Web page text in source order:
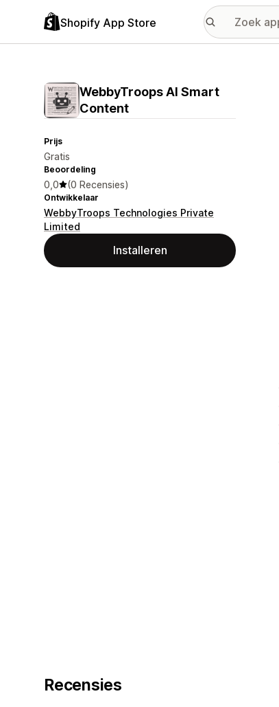
Shopify App Store
WebbyTroops AI Smart
Content
Prijs
Gratis
Beoordeling
0,0 (0 Recensies)
Ontwikkelaar
WebbyTroops Technologies Private
Limited
Installeren
Recensies